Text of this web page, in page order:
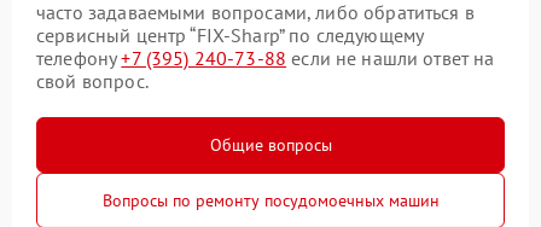
часто задаваемыми вопросами, либо обратиться в
сервисный центр “FIX-Sharp” по следующему
телефону+7 (395) 240-73-88 если не нашли ответ на
свой вопрос.
Общие вопросы
Вопросы по ремонту посудомоечных машин